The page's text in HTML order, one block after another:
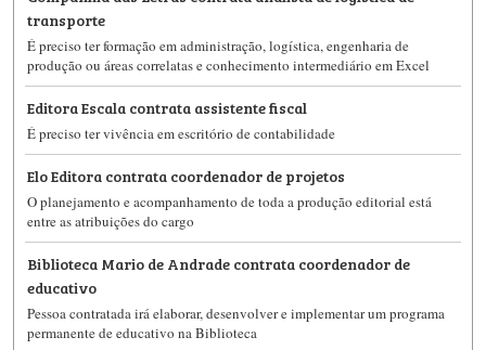
transporte
É preciso ter formação em administração, logística, engenharia de
produção ou áreas correlatas e conhecimento intermediário em Excel
Editora Escala contrata assistente fiscal
É preciso ter vivência em escritório de contabilidade
Elo Editora contrata coordenador de projetos
O planejamento e acompanhamento de toda a produção editorial está
entre as atribuições do cargo
Biblioteca Mario de Andrade contrata coordenador de
educativo
Pessoa contratada irá elaborar, desenvolver e implementar um programa
permanente de educativo na Biblioteca